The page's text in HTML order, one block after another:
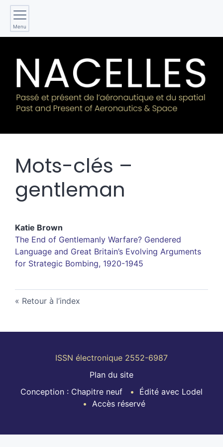
Menu
Mots-clés –
gentleman
Katie Brown
The End of Gentlemanly Warfare? Gendered
Language and Great Britain’s Evolving Arguments
for Strategic Bombing, 1920-1945
Retour à l’index
ISSN électronique 2552-6987
Plan du site
Conception : Chapitre neuf
Édité avec Lodel
Accès réservé